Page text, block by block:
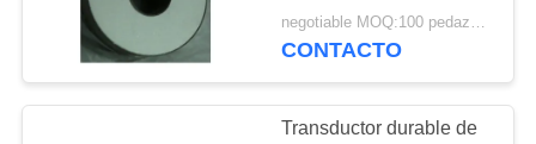
Disco piezoeléctrico
ultrasónica/perforar/la
soldadora
CONTACTO
Transductor durable de